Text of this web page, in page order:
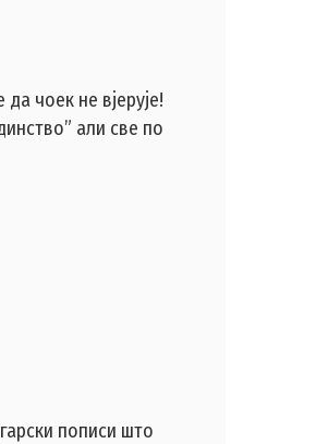
чоек не вјерује!
али све по
пописи што